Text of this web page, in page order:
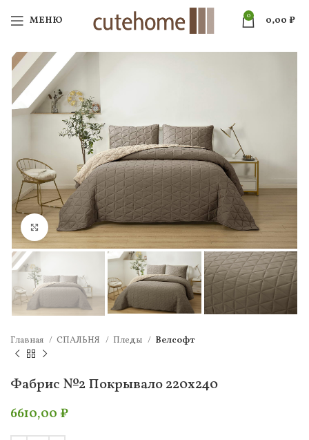
МЕНЮ 0 0,00 ₽
Нажмите, чтобы увеличить
Главная СПАЛЬНЯ Пледы Велсофт
Фабрис №2 Покрывало 220х240
6610,00 ₽